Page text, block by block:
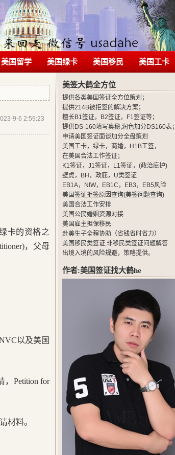
美国留学 美国绿卡 美国移民 美国工卡
9-6 2:59:23
卡的资格之
，父母
以及美国
Petition for
材料。
美签大鹤全方位
提供各类美国签证全方位策划；
提供214B被拒签的解决方案；
擅长B1签证，B2签证，F1签证等；
提供DS-160填写奥秘,润色加分DS160表；
申请美国签证面谈加分全盘策划
美国工卡，绿卡，商婚，H1B工签，
在美国合法工作签证；
K1签证，J1签证，L1签证，(政治庇护)
壁虎，BH，政庇，U类签证
EB1A，NIW，EB1C，EB3，EB5风险
美国签证拒签原因查询(美签问题查询)
美国合法工作安排
美国公民婚姻资源对接
美国雇主担保移民
赴美生子全程协助（省钱省时省力）
美国移民类签证,非移民类签证问题解答
出境入境的风险规避，策略提供。
作者:美国签证找大鹤he